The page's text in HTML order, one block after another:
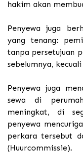
hakim akan
Penyewa juga
yang tenang:
tanpa persetujuan
sebelumnya,
Penyewa juga
sewa di
meningkat, di
penyewa
perkara tersebut
(Huurcommissie).